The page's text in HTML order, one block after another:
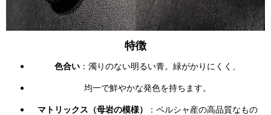
特徴
色合い ：濁りのない明るい青。緑がかりにくく、
均一で鮮やかな発色を持ちます。
マトリックス（母岩の模様）
：ペルシャ産の高品質なもの